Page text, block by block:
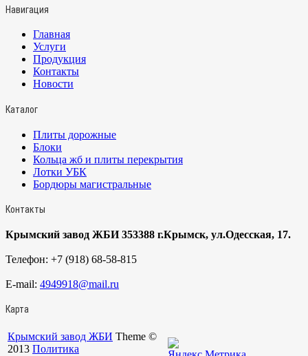
Навигация
Главная
Услуги
Продукция
Контакты
Новости
Каталог
Плиты дорожные
Блоки
Кольца жб и плиты перекрытия
Лотки УБК
Бордюры магистральные
Контакты
Крымский завод ЖБИ 353388 г.Крымск, ул.Одесская, 17.
Телефон: +7 (918) 68-58-815
E-mail: 4949918@mail.ru
Карта
Крымский завод ЖБИ Theme ©
2013 Политика